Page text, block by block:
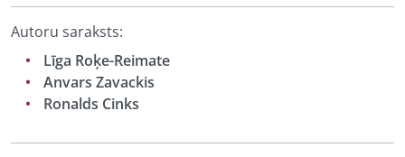
Autoru saraksts:
Līga Roķe-Reimate
Anvars Zavackis
Ronalds Cinks